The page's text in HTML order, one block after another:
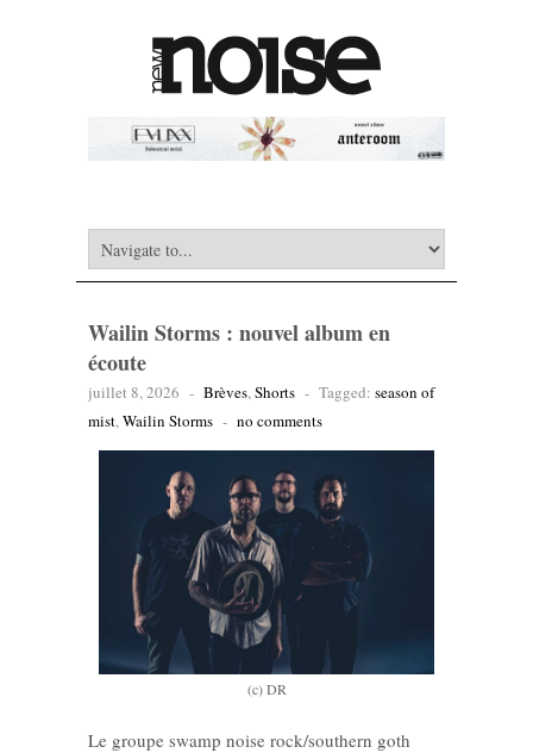
Wailin Storms : nouvel album en
écoute
juillet 8, 2026 - Brèves,Shorts - Tagged: season of
mist,Wailin Storms - no comments
(c) DR
Le groupe swamp noise rock/southern goth